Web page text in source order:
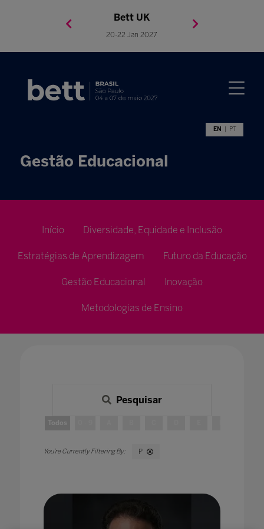
Bett UK
20-22 Jan 2027
Bett Brasil
05-08 Mai 2026
Bett Asia
23-24 Setembro 2026
Bett USA
8-10 November 2027
EN PT
Gestão Educacional
Início Diversidade, Equidade e Inclusão
Estratégias de Aprendizagem Futuro da Educação
Gestão Educacional Inovação
Metodologias de Ensino
Pesquisar
Todos
P